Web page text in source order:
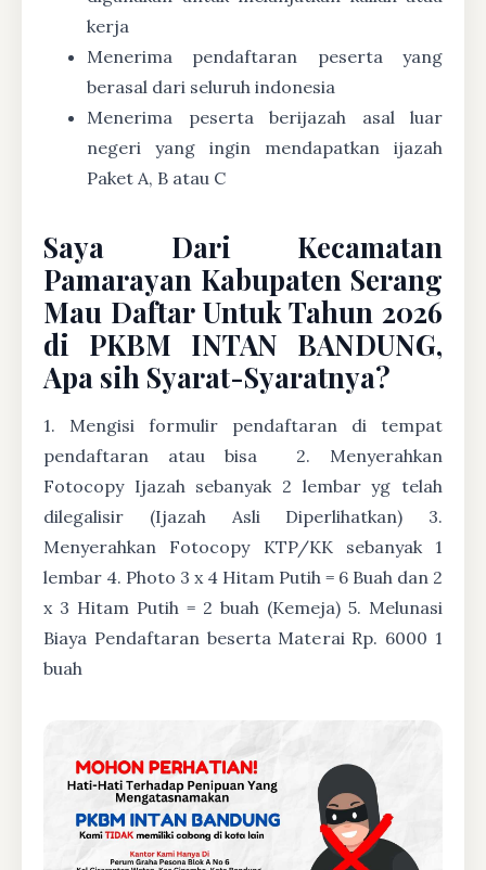
kerja
Menerima pendaftaran peserta yang
berasal dari seluruh indonesia
Menerima peserta berijazah asal luar
negeri yang ingin mendapatkan ijazah
Paket A, B atau C
Saya Dari Kecamatan
Pamarayan Kabupaten Serang
Mau Daftar Untuk Tahun 2026
di PKBM INTAN BANDUNG,
Apa sih Syarat-Syaratnya?
1. Mengisi formulir pendaftaran di tempat
pendaftaran atau bisa
2. Menyerahkan
Fotocopy Ijazah sebanyak 2 lembar yg telah
dilegalisir (Ijazah Asli Diperlihatkan) 3.
Menyerahkan Fotocopy KTP/KK sebanyak 1
lembar 4. Photo 3 x 4 Hitam Putih = 6 Buah dan 2
x 3 Hitam Putih = 2 buah (Kemeja) 5. Melunasi
Biaya Pendaftaran beserta Materai Rp. 6000 1
buah